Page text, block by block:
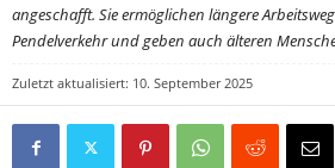
angeschafft. Sie ermöglichen längere
Pendelverkehr und geben auch älteren
Zuletzt aktualisiert: 10. September 2025